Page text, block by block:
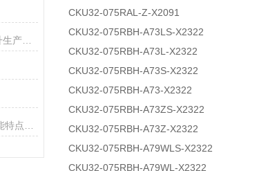
电缸在汽车制造中的优势：提升生产线的灵活性和效率
CKU32-075RAL-Z-X2091
CKU32-075RBH-A73LS-X2322
CKU32-075RBH-A73L-X2322
CKU32-075RBH-A73S-X2322
CKU32-075RBH-A73-X2322
CKU32-075RBH-A73ZS-X2322
CKU32-075RBH-A73Z-X2322
CKU32-075RBH-A79WLS-X2322
CKU32-075RBH-A79WL-X2322